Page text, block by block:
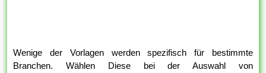
Wenige der Vorlagen werden spezifisch für bestimmte
Branchen. Wählen Diese bei der Auswahl von